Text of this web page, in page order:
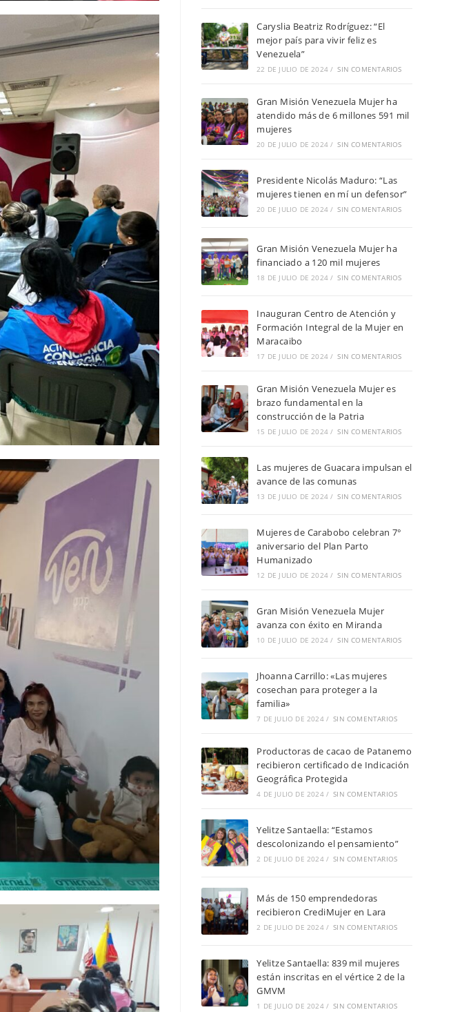
Caryslia Beatriz Rodríguez: “El
mejor país para vivir feliz es
Venezuela”
22 DE JULIO DE 2024 / SIN COMENTARIOS
Gran Misión Venezuela Mujer ha
atendido más de 6 millones 591 mil
mujeres
20 DE JULIO DE 2024 / SIN COMENTARIOS
Presidente Nicolás Maduro: “Las
mujeres tienen en mí un defensor”
20 DE JULIO DE 2024 / SIN COMENTARIOS
Gran Misión Venezuela Mujer ha
financiado a 120 mil mujeres
18 DE JULIO DE 2024 / SIN COMENTARIOS
Inauguran Centro de Atención y
Formación Integral de la Mujer en
Maracaibo
17 DE JULIO DE 2024 / SIN COMENTARIOS
Gran Misión Venezuela Mujer es
brazo fundamental en la
construcción de la Patria
15 DE JULIO DE 2024 / SIN COMENTARIOS
Las mujeres de Guacara impulsan el
avance de las comunas
13 DE JULIO DE 2024 / SIN COMENTARIOS
Mujeres de Carabobo celebran 7°
aniversario del Plan Parto
Humanizado
12 DE JULIO DE 2024 / SIN COMENTARIOS
Gran Misión Venezuela Mujer
avanza con éxito en Miranda
10 DE JULIO DE 2024 / SIN COMENTARIOS
Jhoanna Carrillo: «Las mujeres
cosechan para proteger a la
familia»
7 DE JULIO DE 2024 / SIN COMENTARIOS
Productoras de cacao de Patanemo
recibieron certificado de Indicación
Geográfica Protegida
4 DE JULIO DE 2024 / SIN COMENTARIOS
Yelitze Santaella: “Estamos
descolonizando el pensamiento”
2 DE JULIO DE 2024 / SIN COMENTARIOS
Más de 150 emprendedoras
recibieron CrediMujer en Lara
2 DE JULIO DE 2024 / SIN COMENTARIOS
Yelitze Santaella: 839 mil mujeres
están inscritas en el vértice 2 de la
GMVM
1 DE JULIO DE 2024 / SIN COMENTARIOS